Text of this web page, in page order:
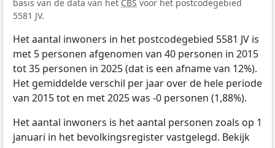
basis van de data van het CBS voor het postcodegebied
5581 JV.
Het aantal inwoners in het postcodegebied 5581 JV is
met 5 personen afgenomen van 40 personen in 2015
tot 35 personen in 2025 (dat is een afname van 12%).
Het gemiddelde verschil per jaar over de hele periode
van 2015 tot en met 2025 was -0 personen (1,88%).
Het aantal inwoners is het aantal personen zoals op 1
januari in het bevolkingsregister vastgelegd. Bekijk